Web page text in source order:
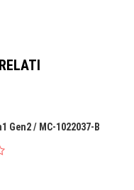
Gen2 / MC-1022037-B